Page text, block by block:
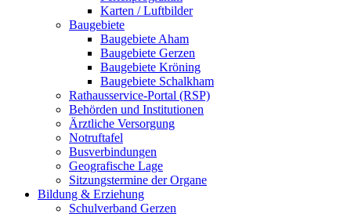
Karten / Luftbilder
Baugebiete
Baugebiete Aham
Baugebiete Gerzen
Baugebiete Kröning
Baugebiete Schalkham
Rathausservice-Portal (RSP)
Behörden und Institutionen
Ärztliche Versorgung
Notruftafel
Busverbindungen
Geografische Lage
Sitzungstermine der Organe
Bildung & Erziehung
Schulverband Gerzen